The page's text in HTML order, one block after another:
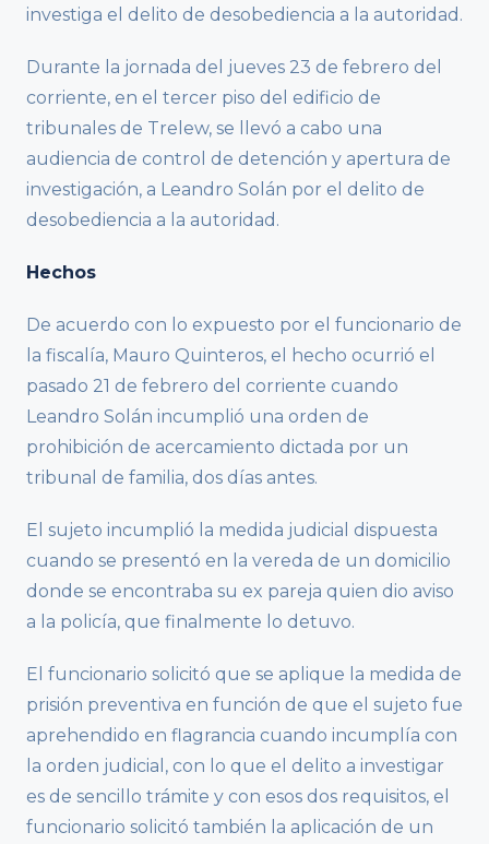
investiga el delito de desobediencia a la autoridad.
Durante la jornada del jueves 23 de febrero del
corriente, en el tercer piso del edificio de
tribunales de Trelew, se llevó a cabo una
audiencia de control de detención y apertura de
investigación, a Leandro Solán por el delito de
desobediencia a la autoridad.
Hechos
De acuerdo con lo expuesto por el funcionario de
la fiscalía, Mauro Quinteros, el hecho ocurrió el
pasado 21 de febrero del corriente cuando
Leandro Solán incumplió una orden de
prohibición de acercamiento dictada por un
tribunal de familia, dos días antes.
El sujeto incumplió la medida judicial dispuesta
cuando se presentó en la vereda de un domicilio
donde se encontraba su ex pareja quien dio aviso
a la policía, que finalmente lo detuvo.
El funcionario solicitó que se aplique la medida de
prisión preventiva en función de que el sujeto fue
aprehendido en flagrancia cuando incumplía con
la orden judicial, con lo que el delito a investigar
es de sencillo trámite y con esos dos requisitos, el
funcionario solicitó también la aplicación de un